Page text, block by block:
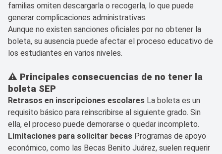
familias omiten descargarla o recogerla, lo que puede
generar complicaciones administrativas.
Aunque no existen sanciones oficiales por no obtener la
boleta, su ausencia puede afectar el proceso educativo de
los estudiantes en varios niveles.
⚠️ Principales consecuencias de no tener la
boleta SEP
Retrasos en inscripciones escolares La boleta es un
requisito básico para reinscribirse al siguiente grado. Sin
ella, el proceso puede demorarse o quedar incompleto.
Limitaciones para solicitar becas Programas de apoyo
económico, como las Becas Benito Juárez, suelen requerir